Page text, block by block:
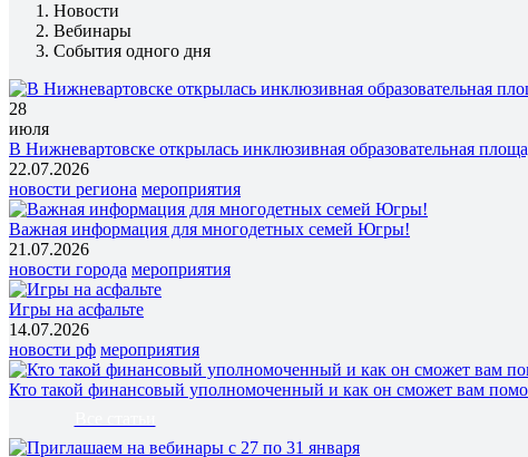
Новости
Вебинары
События одного дня
28
июля
В Нижневартовске открылась инклюзивная образовательная
22.07.2026
новости региона мероприятия
Важная информация для многодетных семей Югры!
21.07.2026
новости города мероприятия
Игры на асфальте
14.07.2026
новости рф мероприятия
Кто такой финансовый уполномоченный и как он сможет вам